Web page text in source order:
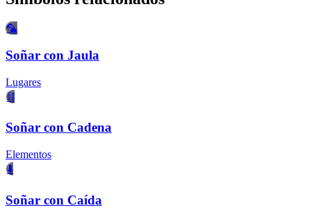
🦜
Soñar con Jaula
Lugares
⛓️
Soñar con Cadena
Elementos
⬇️
Soñar con Caída